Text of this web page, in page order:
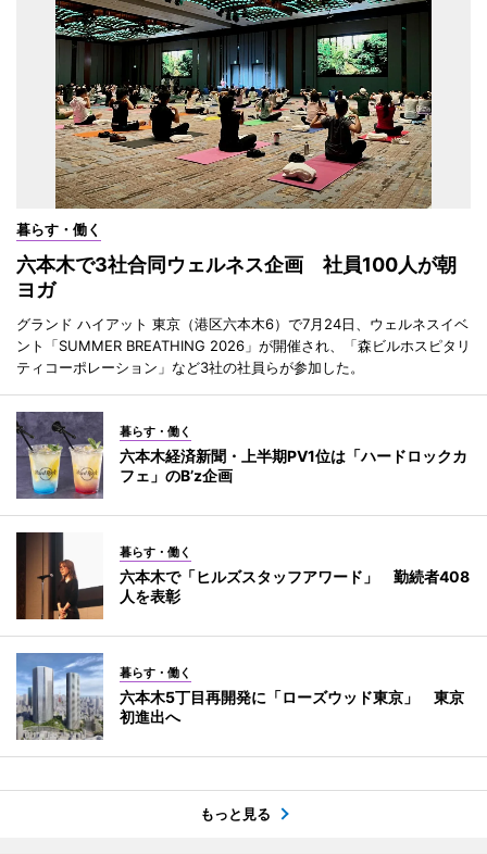
暮らす・働く
六本木で3社合同ウェルネス企画 社員100人が朝
ヨガ
グランド ハイアット 東京（港区六本木6）で7月24日、ウェルネスイベ
ント「SUMMER BREATHING 2026」が開催され、「森ビルホスピタリ
ティコーポレーション」など3社の社員らが参加した。
暮らす・働く
六本木経済新聞・上半期PV1位は「ハードロックカ
フェ」のB’z企画
暮らす・働く
六本木で「ヒルズスタッフアワード」 勤続者408
人を表彰
暮らす・働く
六本木5丁目再開発に「ローズウッド東京」 東京
初進出へ
もっと見る